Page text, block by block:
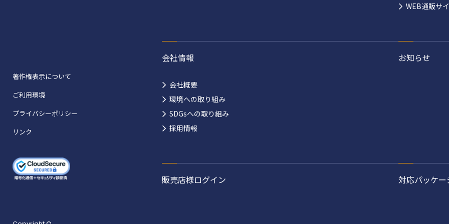
著作権表示について
ご利用環境
プライバシーポリシー
リンク
WEB通販サ
会社情報
会社概要
環境への取り組み
SDGsへの取り組み
採用情報
お知らせ
販売店様ログイン 対応パッケー